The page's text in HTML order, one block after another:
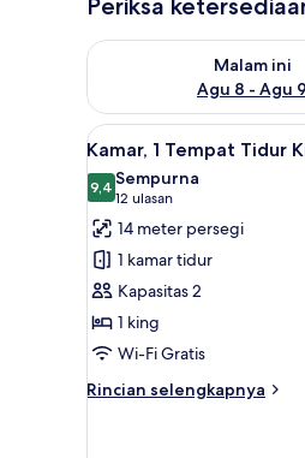
Malam ini
Agu 8 - Agu 9
Periksa ketersediaan
Lihat
semua
foto
untuk
Kamar,
Tempat
Tidur
King
13
Kamar, 1 Tempat Tidur
9,49,4 dari 10
Sempurna
12 ulasan
(12
ulasan)
14 meter persegi
1 kamar tidur
Kapasitas 2
1 king
Wi-Fi Gratis
Rincian selengkapnya
Rincian